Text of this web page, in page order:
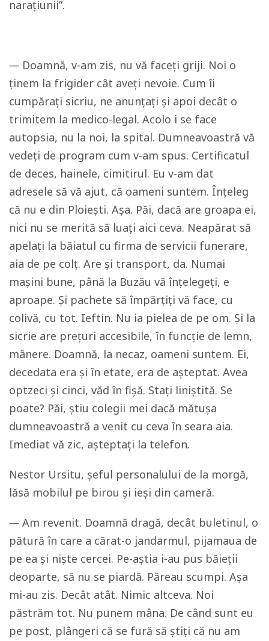
narațiunii”.
— Doamnă, v-am zis, nu vă faceți griji. Noi o
ținem la frigider cât aveți nevoie. Cum îi
cumpărați sicriu, ne anunțați și apoi decât o
trimitem la medico-legal. Acolo i se face
autopsia, nu la noi, la spital. Dumneavoastră vă
vedeți de program cum v-am spus. Certificatul
de deces, hainele, cimitirul. Eu v-am dat
adresele să vă ajut, că oameni suntem. Înțeleg
că nu e din Ploiești. Așa. Păi, dacă are groapa ei,
nici nu se merită să luați aici ceva. Neapărat să
apelați la băiatul cu firma de servicii funerare,
aia de pe colț. Are și transport, da. Numai
mașini bune, până la Buzău vă înțelegeți, e
aproape. Și pachete să împărțiți vă face, cu
colivă, cu tot. Ieftin. Nu ia pielea de pe om. Și la
sicrie are prețuri accesibile, în funcție de lemn,
mânere. Doamnă, la necaz, oameni suntem. Ei,
decedata era și în etate, era de așteptat. Avea
optzeci și cinci, văd în fișă. Stați liniștită. Se
poate? Păi, știu colegii mei dacă mătușa
dumneavoastră a venit cu ceva în seara aia.
Imediat vă zic, așteptați la telefon.
Nestor Ursitu, șeful personalului de la morgă,
lăsă mobilul pe birou și ieși din cameră.
— Am revenit. Doamnă dragă, decât buletinul, o
pătură în care a cărat-o jandarmul, pijamaua de
pe ea și niște cercei. Pe-aștia i-au pus băieții
deoparte, să nu se piardă. Păreau scumpi. Așa
mi-au zis. Decât atât. Nimic altceva. Noi
păstrăm tot. Nu punem mâna. De când sunt eu
pe post, plângeri că se fură să știți că nu am